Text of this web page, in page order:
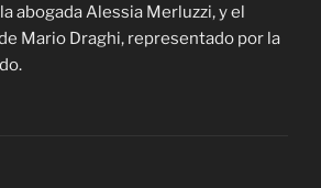
abogada Alessia Merluzzi, y el
Mario Draghi, representado por la